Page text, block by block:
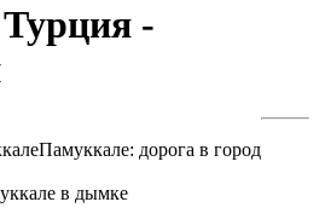
-
Памуккале: дорога в город
в дымке